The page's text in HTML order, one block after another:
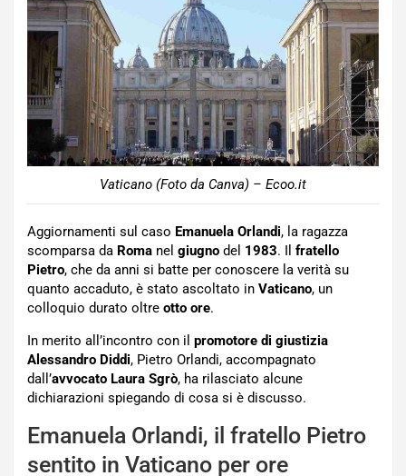
Vaticano (Foto da Canva) – Ecoo.it
Aggiornamenti sul caso Emanuela Orlandi, la ragazza
scomparsa da Roma nel giugno del 1983. Il fratello
Pietro, che da anni si batte per conoscere la verità su
quanto accaduto, è stato ascoltato in Vaticano, un
colloquio durato oltre otto ore.
In merito all’incontro con il promotore di giustizia
Alessandro Diddi, Pietro Orlandi, accompagnato
dall’avvocato Laura Sgrò, ha rilasciato alcune
dichiarazioni spiegando di cosa si è discusso.
Emanuela Orlandi, il fratello Pietro
sentito in Vaticano per ore